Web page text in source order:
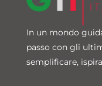
In un mondo
passo con gli
semplificare,